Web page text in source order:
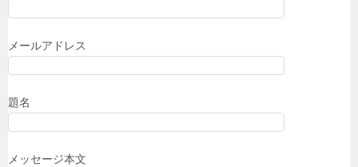
メールアドレス
題名
メッセージ本文